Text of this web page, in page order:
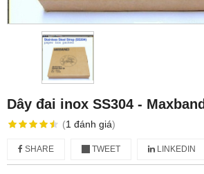
Dây đai inox SS304 - Maxband
(1 đánh giá)
SHARE TWEET LINKEDIN